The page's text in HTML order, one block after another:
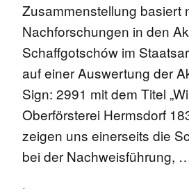
Zusammenstellung basiert
Nachforschungen in den
Schaffgotschów im
auf einer Auswertung der
Sign: 2991 mit dem Titel
Oberförsterei Hermsdorf
zeigen uns einerseits die
bei der Nachweisführung,